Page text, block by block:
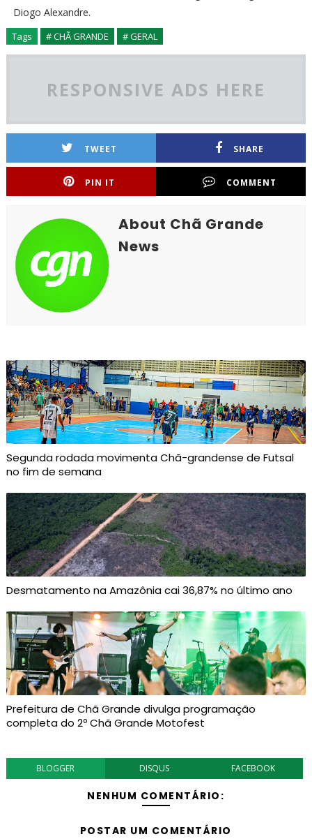
Diogo Alexandre.
Tags # CHÃ GRANDE # GERAL
RESPONSIVE ADS HERE
TWEET SHARE
PIN IT COMMENT
About Chã Grande
News
Segunda rodada movimenta Chã-grandense de Futsal
no fim de semana
Desmatamento na Amazônia cai 36,87% no último ano
Prefeitura de Chã Grande divulga programação
completa do 2º Chã Grande Motofest
BLOGGER DISQUS FACEBOOK
NENHUM COMENTÁRIO:
POSTAR UM COMENTÁRIO